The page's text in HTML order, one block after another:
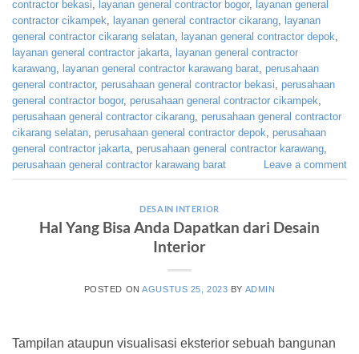
contractor bekasi
layanan general contractor bogor, layanan general
contractor cikampek
layanan general contractor cikarang layanan
general contractor cikarang selatan layanan general contractor depok
layanan general contractor jakarta layanan general contractor
karawang layanan general contractor karawang barat perusahaan
general contractor, perusahaan general contractor bekasi perusahaan
general contractor bogor, perusahaan general contractor cikampek
perusahaan general contractor cikarang perusahaan general contractor
cikarang selatan perusahaan general contractor depok perusahaan
general contractor jakarta perusahaan general contractor karawang
perusahaan general contractor karawang barat
Leave a comment
DESAIN INTERIOR
Hal Yang Bisa Anda Dapatkan dari Desain
Interior
POSTED ONAGUSTUS 25, 2023 BY ADMIN
Tampilan ataupun visualisasi eksterior sebuah bangunan